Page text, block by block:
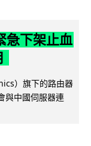
急下架止血
）旗下的路由器
與中國伺服器連